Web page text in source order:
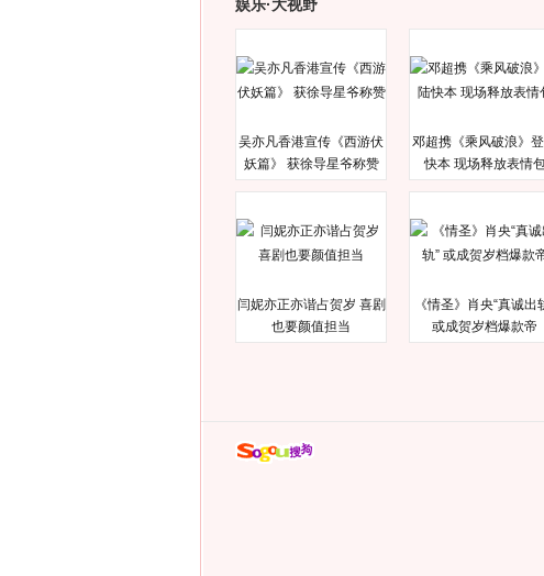
娱乐·大视野
吴亦凡香港宣传《西游伏
妖篇》 获徐导星爷称赞
邓超携《乘风破浪》
快本 现场释放表情
闫妮亦正亦谐占贺岁 喜剧
也要颜值担当
《情圣》肖央“真诚出
或成贺岁档爆款帝